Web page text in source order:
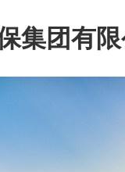
集团有